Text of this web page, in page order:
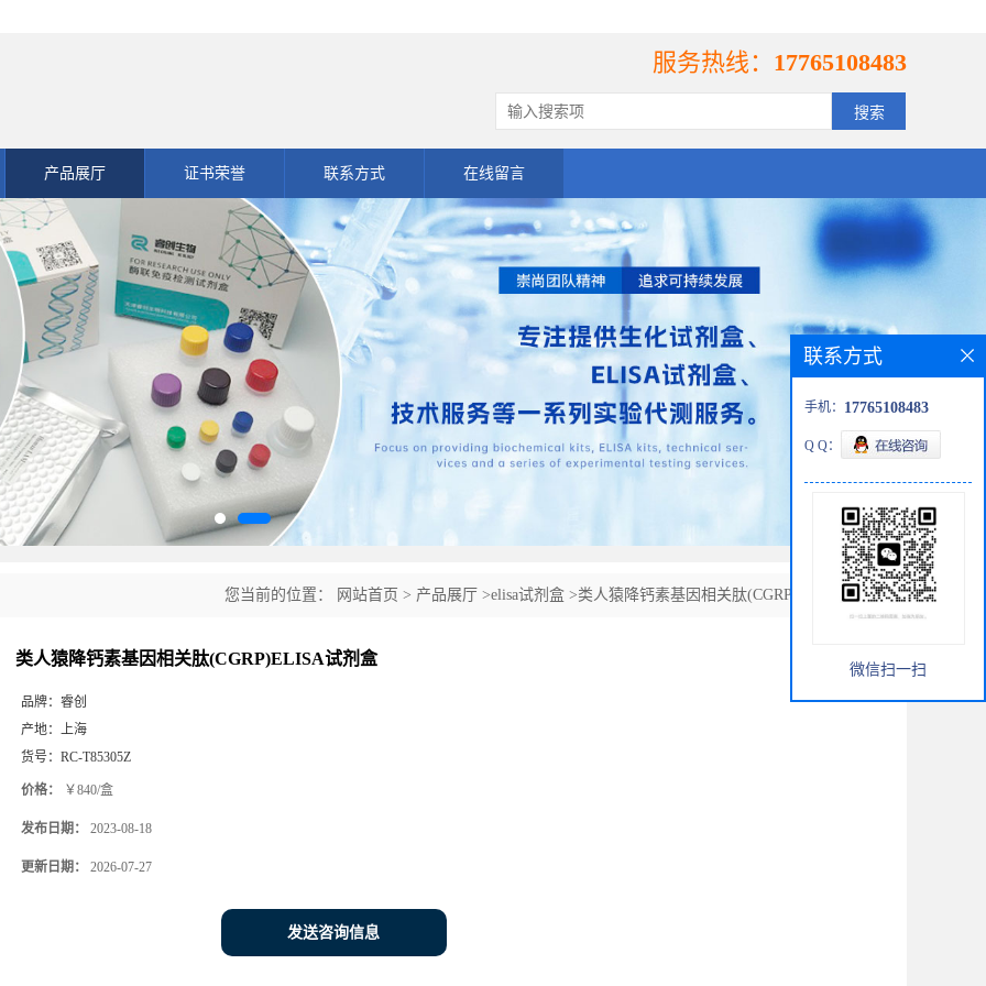
服务热线： 17765108483
产品展厅 证书荣誉 联系方式 在线留言
您当前的位置： 网站首页 > 产品展厅 >elisa试剂盒 >类人猿降钙素基因相关肽(CGRP)ELISA试剂
类人猿降钙素基因相关肽(CGRP)ELISA试剂盒
品牌： 睿创
产地：
上海
货号： RC-T85305Z
价格： ￥840/盒
发布日期： 2023-08-18
更新日期： 2026-07-27
发送咨询信息
联系方式
手机： 17765108483
Q Q：
微信扫一扫